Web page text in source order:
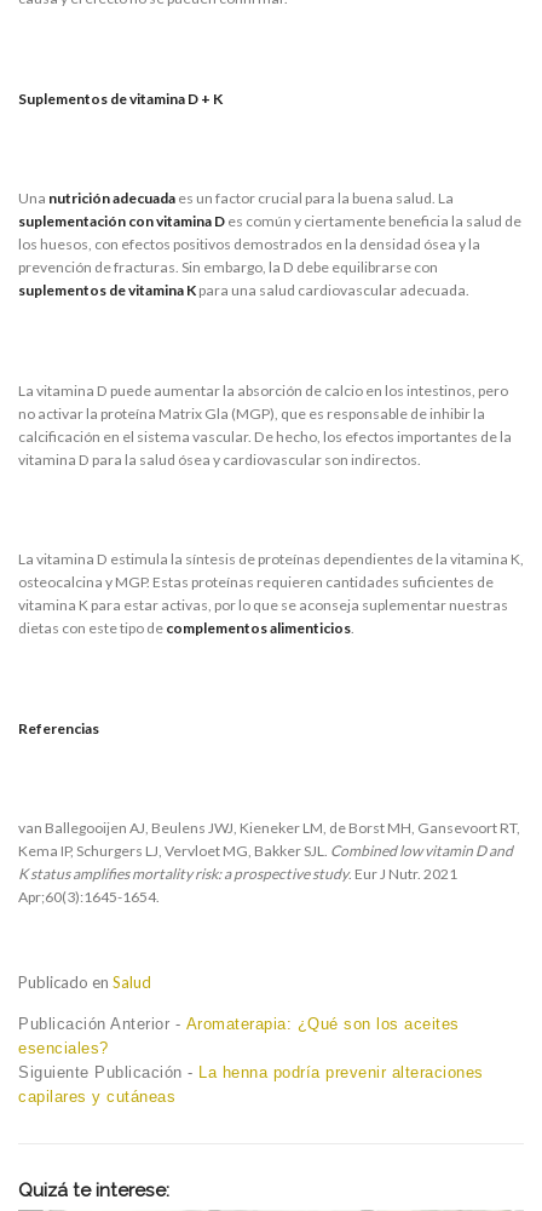
Suplementos de vitamina D + K
Una nutrición adecuada es un factor crucial para la buena salud. La
suplementación con vitamina D es común y ciertamente beneficia la salud de
los huesos, con efectos positivos demostrados en la densidad ósea y la
prevención de fracturas. Sin embargo, la D debe equilibrarse con
suplementos de vitamina K para una salud cardiovascular adecuada.
La vitamina D puede aumentar la absorción de calcio en los intestinos, pero
no activar la proteína Matrix Gla (MGP), que es responsable de inhibir la
calcificación en el sistema vascular. De hecho, los efectos importantes de la
vitamina D para la salud ósea y cardiovascular son indirectos.
La vitamina D estimula la síntesis de proteínas dependientes de la vitamina K,
osteocalcina y MGP. Estas proteínas requieren cantidades suficientes de
vitamina K para estar activas, por lo que se aconseja suplementar nuestras
dietas con este tipo de complementos alimenticios.
Referencias
van Ballegooijen AJ, Beulens JWJ, Kieneker LM, de Borst MH, Gansevoort RT,
Kema IP, Schurgers LJ, Vervloet MG, Bakker SJL. Combined low vitamin D and
K status amplifies mortality risk: a prospective study. Eur J Nutr. 2021
Apr;60(3):1645-1654.
Publicado en Salud
Navegación
de
entradas
Publicación Anterior - Previous
Aromaterapia: ¿Qué son los aceites
esenciales?
Siguiente Publicación - Next
La henna podría prevenir alteraciones
capilares y cutáneas
Quizá te interese: